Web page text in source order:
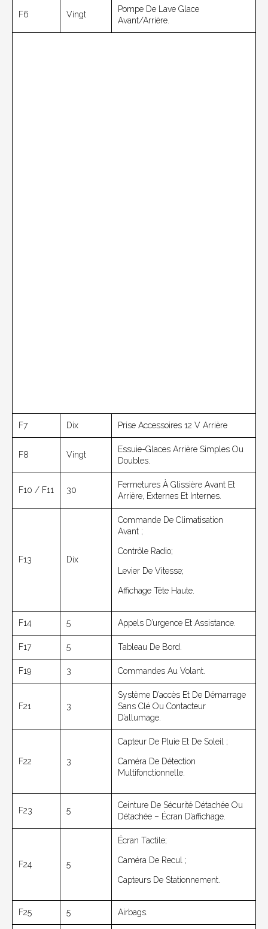
F6 Vingt
Pompe De Lave Glace
Avant/arrière.
F7 Dix Prise Accessoires 12 V Arrière
F8 Vingt
Essuie-Glaces Arrière Simples Ou
Doubles.
F10 / F11 30
Fermetures À Glissière Avant Et
Arrière, Externes Et Internes.
F13 Dix
Commande De Climatisation
Avant ;
Contrôle Radio;
Levier De Vitesse;
Affichage Tête Haute.
F14 5 Appels D’urgence Et Assistance.
F17 5 Tableau De Bord.
F19 3 Commandes Au Volant.
F21 3
Système D’accès Et De Démarrage
Sans Clé Ou Contacteur
D’allumage.
F22 3
Capteur De Pluie Et De Soleil ;
Caméra De Détection
Multifonctionnelle.
F23 5
Ceinture De Sécurité Détachée Ou
Détachée – Écran D’affichage.
F24 5
Écran Tactile;
Caméra De Recul ;
Capteurs De Stationnement.
F25 5 Airbags.